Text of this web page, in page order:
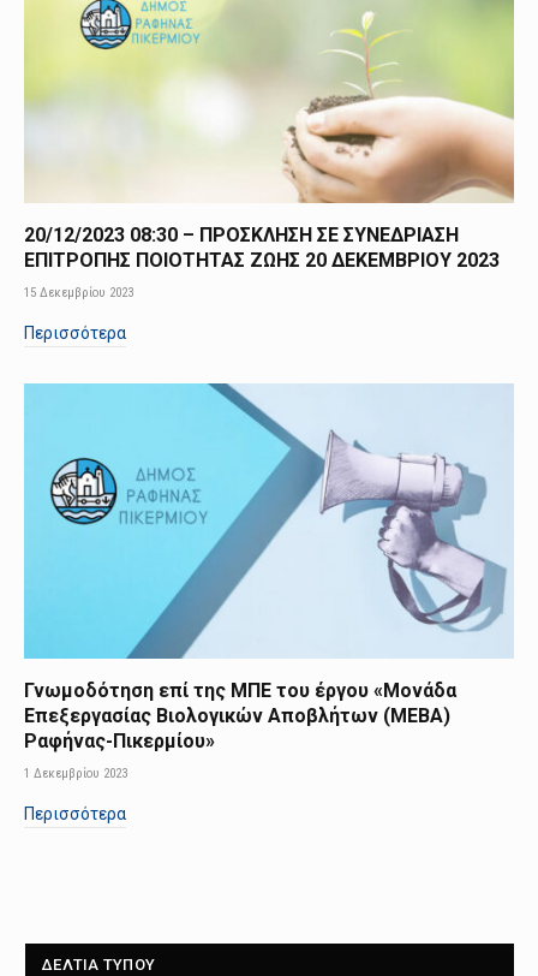
20/12/2023 08:30 – ΠΡΟΣΚΛΗΣΗ ΣΕ ΣΥΝΕΔΡΙΑΣΗ
ΕΠΙΤΡΟΠΗΣ ΠΟΙΟΤΗΤΑΣ ΖΩΗΣ 20 ΔΕΚΕΜΒΡΙΟΥ 2023
15 Δεκεμβρίου 2023
Περισσότερα
Γνωμοδότηση επί της ΜΠΕ του έργου «Μονάδα
Επεξεργασίας Βιολογικών Αποβλήτων (ΜΕΒΑ)
Ραφήνας-Πικερμίου»
1 Δεκεμβρίου 2023
Περισσότερα
ΔΕΛΤΙΑ ΤΥΠΟΥ